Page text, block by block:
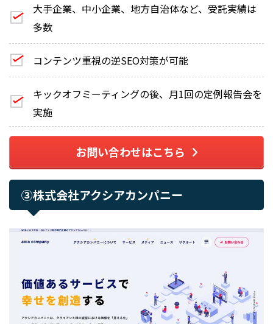
大手企業、中小企業、地方自治体など、受託実績は
多数
コンテンツ重視の逆SEO対策が可能
キックオフミーティングの後、月1回の定例報告会を
実施
お問い合わせはこちら
③株式会社アクシアカンパニー